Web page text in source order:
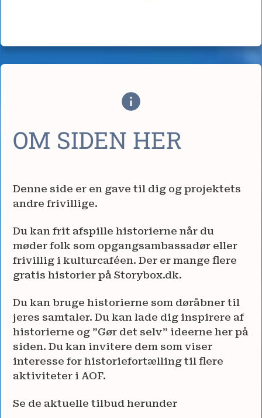
OM SIDEN HER
Denne side er en gave til dig og projektets
andre frivillige.
Du kan frit afspille historierne når du
møder folk som opgangsambassadør eller
frivillig i kulturcaféen. Der er mange flere
gratis historier på Storybox.dk.
Du kan bruge historierne som døråbner til
jeres samtaler. Du kan lade dig inspirere af
historierne og ”Gør det selv” ideerne her på
siden. Du kan invitere dem som viser
interesse for historiefortælling til flere
aktiviteter i AOF.
Se de aktuelle tilbud herunder